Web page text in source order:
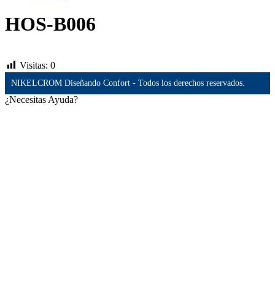
HOS-B006
Visitas: 0
NIKELCROM Diseñando Confort - Todos los derechos reservados.
¿Necesitas Ayuda?